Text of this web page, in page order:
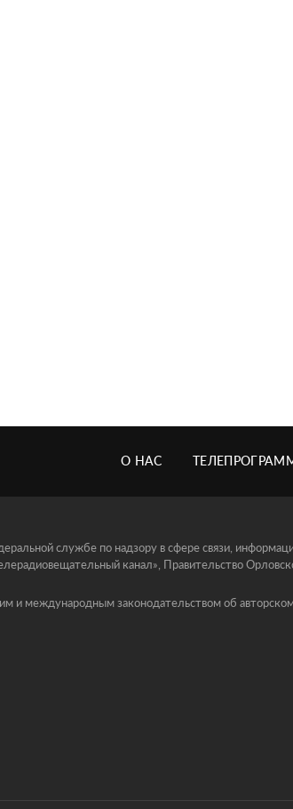
О НАС
службе по надзору в сфере связи,
канал», Правительство
и международным законодательством об